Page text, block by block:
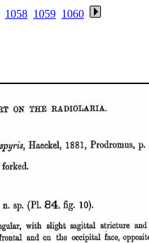
1058 1059 1060